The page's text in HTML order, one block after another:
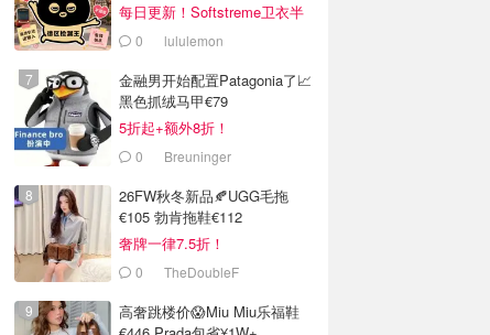
每日更新！Softstreme卫衣半
价 0 lululemon
金融男开始配置Patagonia了📈
黑色抓绒马甲€79
5折起+额外8折！
0 Breuninger
26FW秋冬新品🍂UGG毛拖
€105 勃肯拖鞋€112
奢牌一律7.5折！
0 TheDoubleF
高奢跳楼价😱Miu Miu乐福鞋